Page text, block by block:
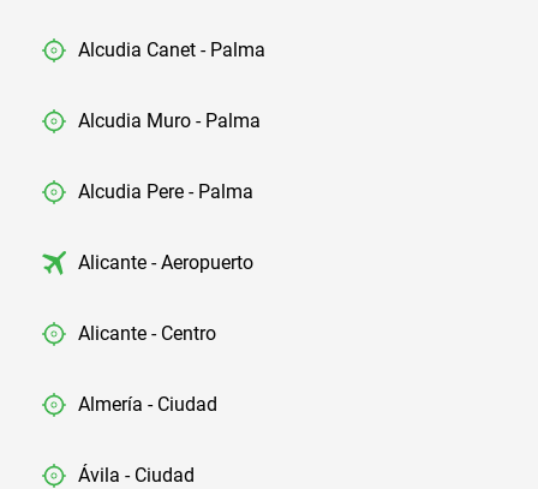
Alcudia Canet - Palma
Alcudia Muro - Palma
Alcudia Pere - Palma
Alicante - Aeropuerto
Alicante - Centro
Almería - Ciudad
Ávila - Ciudad